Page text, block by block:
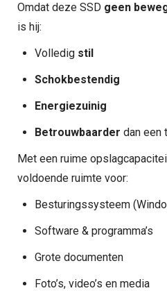
Omdat deze SSD geen
is hij:
Volledig stil
Schokbestendig
Energiezuinig
Betrouwbaarder dan een
Met een ruime
voldoende ruimte voor:
Besturingssysteem
Software & programma’s
Grote documenten
Foto’s, video’s en media